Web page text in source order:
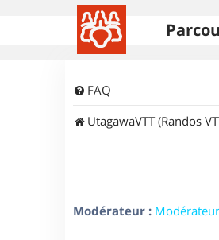
FAQ
UtagawaVTT (Randos
Modérateur :